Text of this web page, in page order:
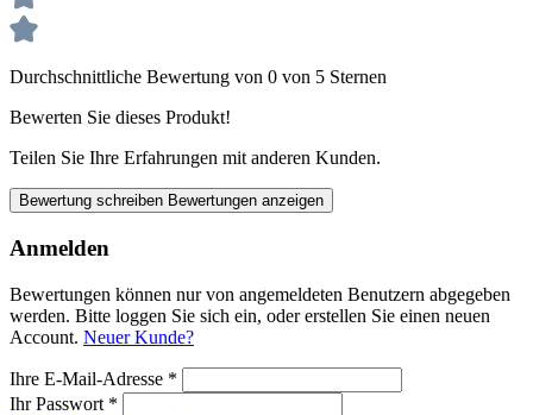
Durchschnittliche Bewertung von 0 von 5 Sternen
Bewerten Sie dieses Produkt!
Teilen Sie Ihre Erfahrungen mit anderen Kunden.
Bewertung schreiben Bewertungen anzeigen
Anmelden
Bewertungen können nur von angemeldeten Benutzern abgegeben
werden. Bitte loggen Sie sich ein, oder erstellen Sie einen neuen
Account. Neuer Kunde?
Ihre E-Mail-Adresse *
Ihr Passwort *